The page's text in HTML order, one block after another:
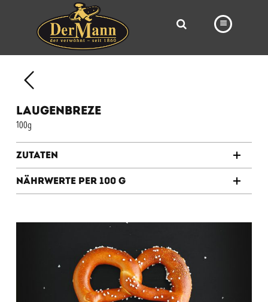
BROTWAY
VORBESTELLUNG
LAUGENBREZE
100g
Zutaten
Nährwerte per 100 g